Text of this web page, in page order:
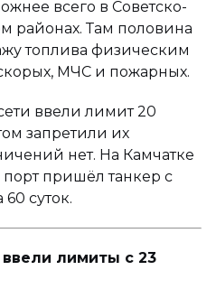
всего в Советско-
районах. Там половина
топлива физическим
МЧС и пожарных.
ввели лимит 20
запретили их
нет. На Камчатке
пришёл танкер с
суток.
лимиты с 23